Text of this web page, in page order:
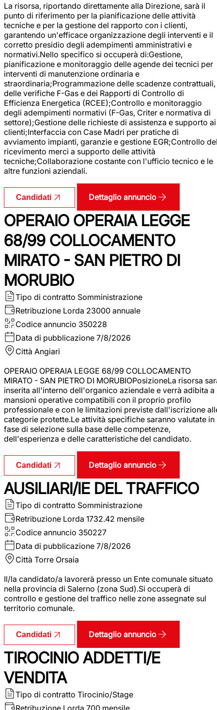
La risorsa, riportando direttamente alla Direzione, sarà il
punto di riferimento per la pianificazione delle attività
tecniche e per la gestione del rapporto con i clienti,
garantendo un'efficace organizzazione degli interventi e il
corretto presidio degli adempimenti amministrativi e
normativi.Nello specifico si occuperà di:Gestione,
pianificazione e monitoraggio delle agende dei tecnici per
interventi di manutenzione ordinaria e
straordinaria;Programmazione delle scadenze contrattuali,
delle verifiche F-Gas e dei Rapporti di Controllo di
Efficienza Energetica (RCEE);Controllo e monitoraggio
degli adempimenti normativi (F-Gas, Criter e normativa di
settore);Gestione delle richieste di assistenza e supporto ai
clienti;Interfaccia con Case Madri per pratiche di
avviamento impianti, garanzie e gestione EGR;Controllo
ricevimento merci a supporto delle attività
tecniche;Collaborazione costante con l'ufficio tecnico e le
altre funzioni aziendali.
Candidati Dettaglio annuncio
OPERAIO OPERAIA LEGGE
68/99 COLLOCAMENTO
MIRATO - SAN PIETRO DI
MORUBIO
Tipo di contratto Somministrazione
Retribuzione Lorda 23000 annuale
Codice annuncio 350228
Data di pubblicazione 7/8/2026
Città Angiari
OPERAIO OPERAIA LEGGE 68/99 COLLOCAMENTO
MIRATO - SAN PIETRO DI MORUBIOPosizioneLa risorsa
inserita all'interno dell'organico aziendale e verrà adibita a
mansioni operative compatibili con il proprio profilo
professionale e con le limitazioni previste dall'iscrizione
categorie protette.Le attività specifiche saranno valutate in
fase di selezione sulla base delle competenze,
dell'esperienza e delle caratteristiche del candidato.
Candidati Dettaglio annuncio
AUSILIARI/IE DEL TRAFFICO
Tipo di contratto Somministrazione
Retribuzione Lorda 1732.42 mensile
Codice annuncio 350227
Data di pubblicazione 7/8/2026
Città Torre Orsaia
Il/la candidato/a lavorerà presso un Ente comunale situato
nella provincia di Salerno (zona Sud).Si occuperà di
controllo e gestione del traffico nelle zone assegnate sul
territorio comunale.
Candidati Dettaglio annuncio
TIROCINIO ADDETTI/E
VENDITA
Tipo di contratto Tirocinio/Stage
Retribuzione Lorda 700 mensile